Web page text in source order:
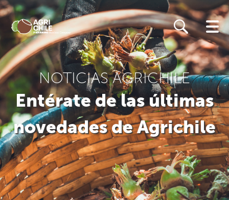
Skip
to
main
content
NOTICIAS AGRICHILE
Entérate de las últimas
novedades de Agrichile